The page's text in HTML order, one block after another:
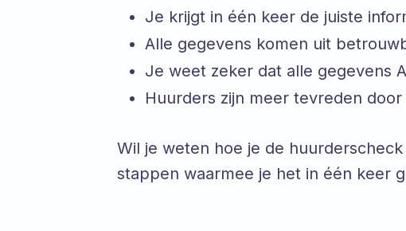
Je krijgt in één keer de juiste
Alle gegevens komen uit
Je weet zeker dat alle gegevens
Huurders zijn meer tevreden
Wil je weten hoe je de
stappen waarmee je het in één keer